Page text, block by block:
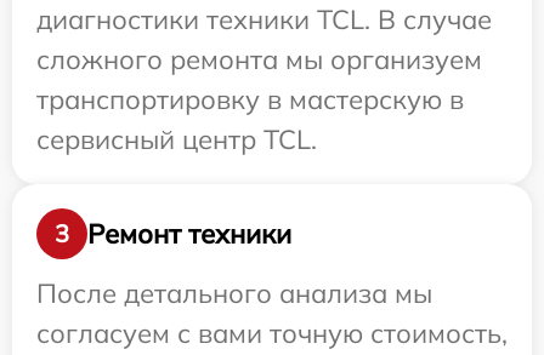
диагностики техники TCL. В случае
сложного ремонта мы организуем
транспортировку в мастерскую в
сервисный центр TCL.
3
Ремонт техники
После детального анализа мы
согласуем с вами точную стоимость,